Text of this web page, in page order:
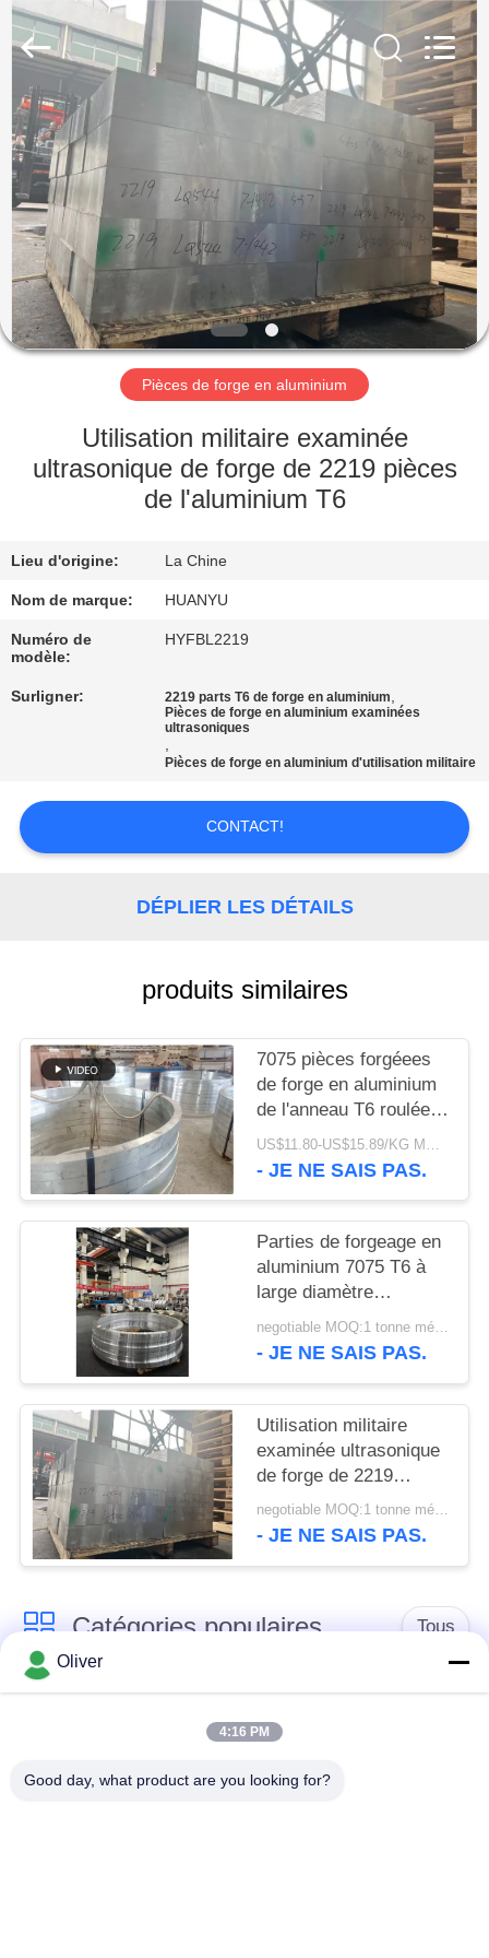
MAISON
PRODUITS
AU
SUJET
DE
NOUS
VISITE
D'USINE
DE
QUALITÉ
NOUS
DEMANDEZ
CITATION
SITE
POLITIQUE
EN
MATIÈRE
PROTECTION
VIE
PRIVÉE
Chongqing
Huanyu
Aluminum
Material
Rights
Reserved.
Pièces de forge en aluminium
Utilisation militaire examinée
ultrasonique de forge de 2219 pièces
de l'aluminium T6
Lieu d'origine: La Chine
Nom de marque: HUANYU
Numéro de
modèle:
HYFBL2219
Surligner: 2219 parts T6 de forge en aluminium,
Pièces de forge en aluminium examinées
ultrasoniques
,
Pièces de forge en aluminium d'utilisation militaire
CONTACT!
DÉPLIER LES DÉTAILS
produits similaires
7075 pièces forgéees
de forge en aluminium
de l'anneau T6 roulées
par pièces utilisées
dans l'industrie
US$11.80-US$15.89/KG MOQ:1 tonne métrique
- JE NE SAIS PAS.
Parties de forgeage en
aluminium 7075 T6 à
large diamètre
extérieur
negotiable MOQ:1 tonne métrique
- JE NE SAIS PAS.
Utilisation militaire
examinée ultrasonique
de forge de 2219
pièces de l'aluminium
T6
negotiable MOQ:1 tonne métrique
- JE NE SAIS PAS.
Catégories populaires Tous
Barre ronde solide en
Barre 7075 ronde en
aluminium
Barre 2024 ronde en
l'aluminium a expulsé
Oliver
4:16 PM
Good day, what product are you looking for?